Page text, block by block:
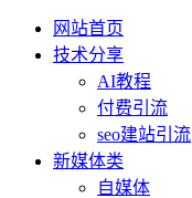
网站首页
技术分享
AI教程
付费引流
seo建站引流
新媒体类
自媒体